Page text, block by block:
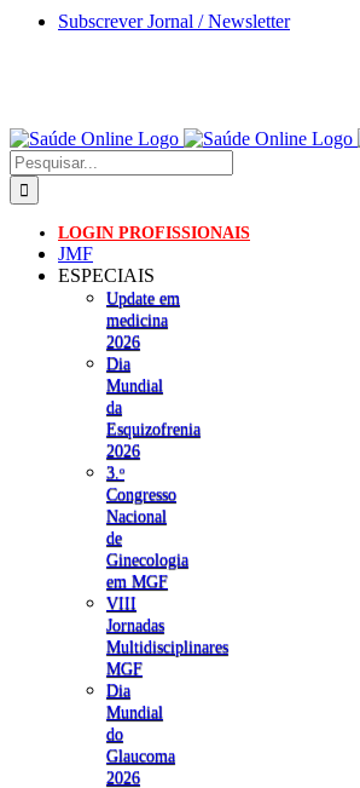
Skip
Subscrever Jornal / Newsletter
Pesquisar
LOGIN PROFISSIONAIS
JMF
ESPECIAIS
Update em
medicina
2026
Dia
Mundial
da
Esquizofrenia
2026
3.ᵒ
Congresso
Nacional
de
Ginecologia
em MGF
VIII
Jornadas
Multidisciplinares
MGF
Dia
Mundial
do
Glaucoma
2026